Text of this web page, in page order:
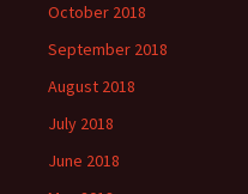
October 2018
September 2018
August 2018
July 2018
June 2018